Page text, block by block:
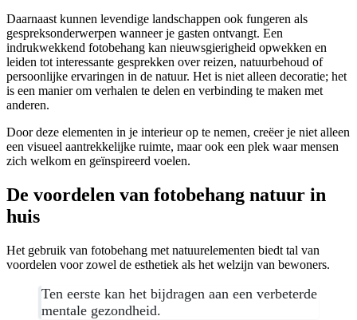
Daarnaast kunnen levendige landschappen ook fungeren als
gespreksonderwerpen wanneer je gasten ontvangt. Een
indrukwekkend fotobehang kan nieuwsgierigheid opwekken en
leiden tot interessante gesprekken over reizen, natuurbehoud of
persoonlijke ervaringen in de natuur. Het is niet alleen decoratie; het
is een manier om verhalen te delen en verbinding te maken met
anderen.
Door deze elementen in je interieur op te nemen, creëer je niet alleen
een visueel aantrekkelijke ruimte, maar ook een plek waar mensen
zich welkom en geïnspireerd voelen.
De voordelen van fotobehang natuur in
huis
Het gebruik van fotobehang met natuurelementen biedt tal van
voordelen voor zowel de esthetiek als het welzijn van bewoners.
Ten eerste kan het bijdragen aan een verbeterde
mentale gezondheid.